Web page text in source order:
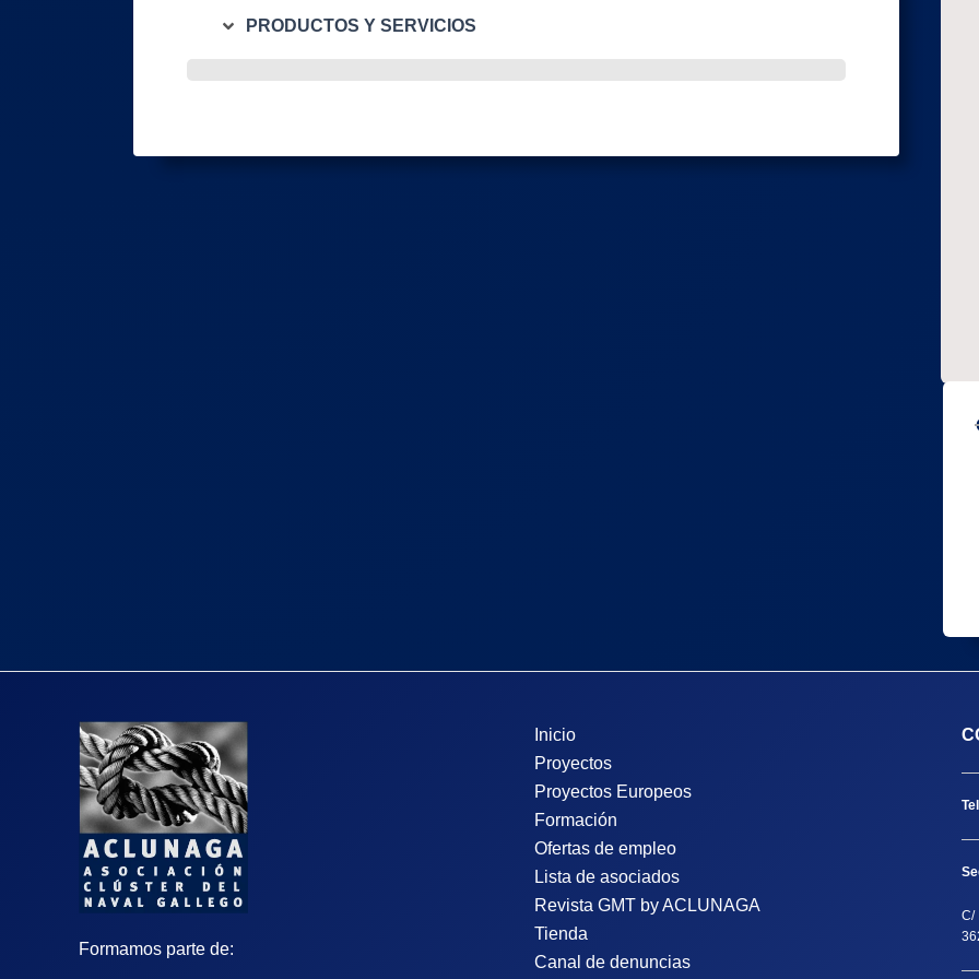
PRODUCTOS Y SERVICIOS
Formamos parte de:
Inicio
Proyectos
Proyectos Europeos
Formación
Ofertas de empleo
Lista de asociados
Revista GMT by ACLUNAGA
Tienda
Canal de denuncias
C/